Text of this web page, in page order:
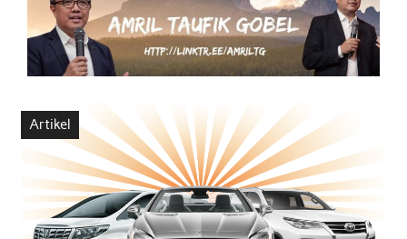
Artikel